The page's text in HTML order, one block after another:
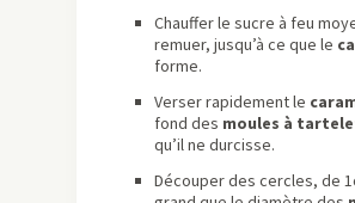
Chauffer le sucre à feu
remuer, jusqu’à ce que le
forme.
Verser rapidement le
fond des moules à
qu’il ne durcisse.
Découper des cercles, de